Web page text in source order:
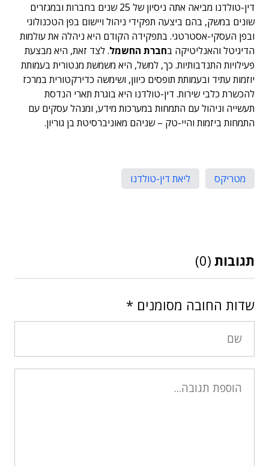
דין-טולדנו מביאה אתה ניסיון של 25 שנים בחברות ובמגזרים
שונים במשק, בהם ביצעה תפקידי ניהול ויישום בפן הטכנולוגי
ובפן העסקי-אסטרטגי. בתפקידה הקודם היא ניהלה את עולמות
הדיגיטל והאנליטיקה בחברת החשמל. לצד זאת, היא מבצעת
פעילויות התנדבותיות. כך, למשל, היא משמשת מנטורית בעמותת
יוזמות עתיד ובעמותת תופסים כיוון, ושימשה כדירקטורית במרכז
להכשרת כלבי שירות. דין-טולדנו היא בוגרת תארי הנדסת
תעשייה וניהול עם התמחות במערכות מידע, ומנהל עסקים עם
התמחות ביזמות והיי-טק – שניהם מאוניברסיטת בן גוריון.
מטריקס ליאת דין-טולדנו
תגובות (0)
שדות החובה מסומנים *